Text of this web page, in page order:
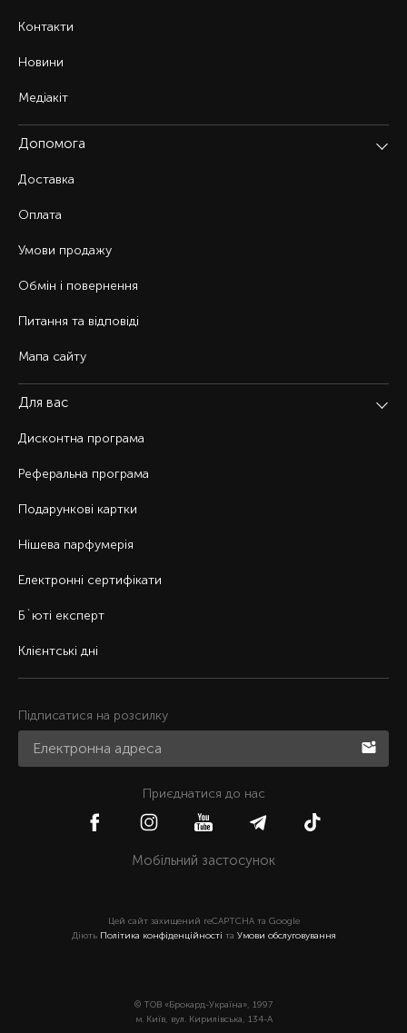
Контакти
Новини
Медіакіт
Допомога
Доставка
Оплата
Умови продажу
Обмін і повернення
Питання та відповіді
Мапа сайту
Для вас
Дисконтна програма
Реферальна програма
Подарункові картки
Нішева парфумерія
Електронні сертифікати
Б`юті експерт
Клієнтські дні
Підписатися на розсилку
Приєднатися до нас
Мобільний застосунок
Цей сайт захищений reCAPTCHA та Google
Діють Політика конфіденційності та Умови обслуговування
© ТОВ «Брокард-Україна», 1997
м. Київ, вул. Кирилівська, 134-А